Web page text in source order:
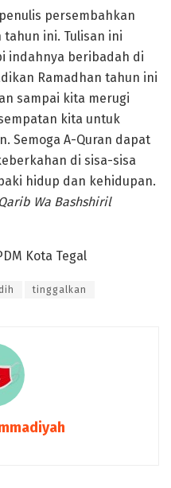
persembahkan
ini. Tulisan ini
indahnya beribadah di
Ramadhan tahun ini
sampai kita merugi
kita untuk
Semoga A-Quran dapat
di sisa-sisa
hidup dan kehidupan.
Wa Bashshiril
Kota Tegal
tinggalkan